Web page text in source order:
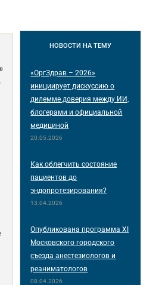
НОВОСТИНА ТЕМУ
«ОргЗдрав – 2026»
инициирует дискуссию о
дилемме доверия между ИИ,
блогерами и официальной
медициной
20.05.2026
Как облегчить состояние
пациентов до
эндопротезирования?
13.04.2026
Опубликована программа XI
Московского городского
съезда анестезиологов и
реаниматологов
08.04.2026